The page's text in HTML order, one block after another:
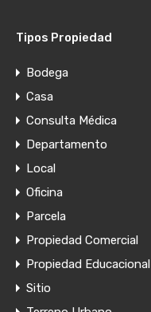
Tipos Propiedad
Bodega
Casa
Consulta Médica
Departamento
Local
Oficina
Parcela
Propiedad Comercial
Propiedad Educacional
Sitio